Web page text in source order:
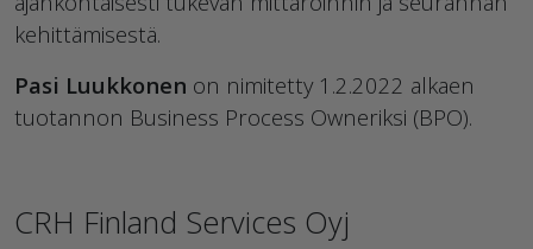
kehittämisestä.
Pasi Luukkonen on nimitetty 1.2.2022 alkaen
tuotannon Business Process Owneriksi (BPO).
CRH Finland Services Oyj